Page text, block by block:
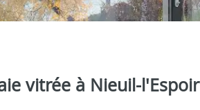
vitrée à Nieuil-l'Espoir